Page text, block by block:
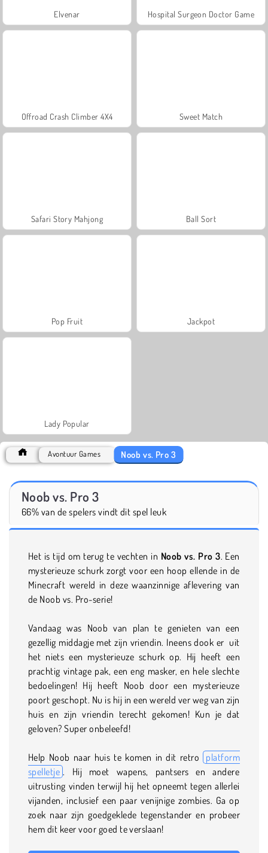
Elvenar Hospital Surgeon Doctor Game
Offroad Crash Climber 4X4 Sweet Match
Safari Story Mahjong Ball Sort
Pop Fruit Jackpot
Lady Popular
Avontuur Games Noob vs. Pro 3
Noob vs. Pro 3
66% van de spelers vindt dit spel leuk
Het is tijd om terug te vechten in Noob vs. Pro 3. Een
mysterieuze schurk zorgt voor een hoop ellende in de
Minecraft wereld in deze waanzinnige aflevering van
de Noob vs. Pro-serie!
Vandaag was Noob van plan te genieten van een
gezellig middagje met zijn vriendin. Ineens dook er uit
het niets een mysterieuze schurk op. Hij heeft een
prachtig vintage pak, een eng masker, en hele slechte
bedoelingen! Hij heeft Noob door een mysterieuze
poort geschopt. Nu is hij in een wereld ver weg van zijn
huis en zijn vriendin terecht gekomen! Kun je dat
geloven? Super onbeleefd!
Help Noob naar huis te komen in dit retro platform
spelletje . Hij moet wapens, pantsers en andere
uitrusting vinden terwijl hij het opneemt tegen allerlei
vijanden, inclusief een paar venijnige zombies. Ga op
zoek naar zijn goedgeklede tegenstander en probeer
hem dit keer voor goed te verslaan!